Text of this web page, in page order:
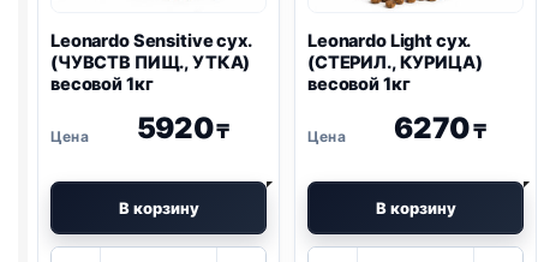
Leonardo Sensitive сух.
(ЧУВСТВ ПИЩ., УТКА)
весовой 1кг
5920₸
В корзину
Leonardo Light сух.
(СТЕРИЛ., КУРИЦА)
весовой 1кг
6270₸
В корзину